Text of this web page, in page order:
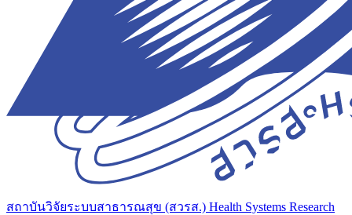
สถาบันวิจัยระบบสาธารณสุข (สวรส.) Health Systems Research